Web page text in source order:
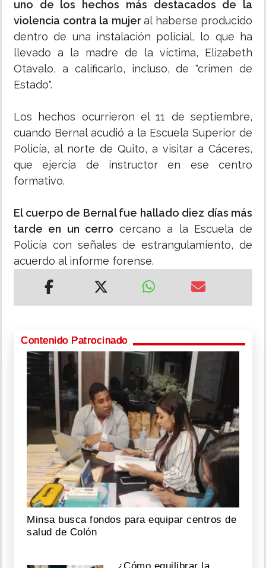
uno de los hechos más destacados de la
violencia contra la mujer al haberse producido
dentro de una instalación policial, lo que ha
llevado a la madre de la víctima, Elizabeth
Otavalo, a calificarlo, incluso, de "crimen de
Estado".
Los hechos ocurrieron el 11 de septiembre,
cuando Bernal acudió a la Escuela Superior de
Policía, al norte de Quito, a visitar a Cáceres,
que ejercía de instructor en ese centro
formativo.
El cuerpo de Bernal fue hallado diez días más
tarde en un cerro cercano a la Escuela de
Policía con señales de estrangulamiento, de
acuerdo al informe forense.
Contenido Patrocinado
Minsa busca fondos para equipar centros de
salud de Colón